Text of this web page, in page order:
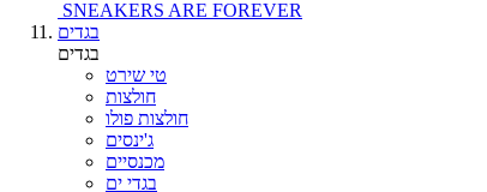
SNEAKERS ARE FOREVER
בגדים
בגדים
טי שירט
חולצות
חולצות פולו
ג'ינסים
מכנסיים
בגדי ים